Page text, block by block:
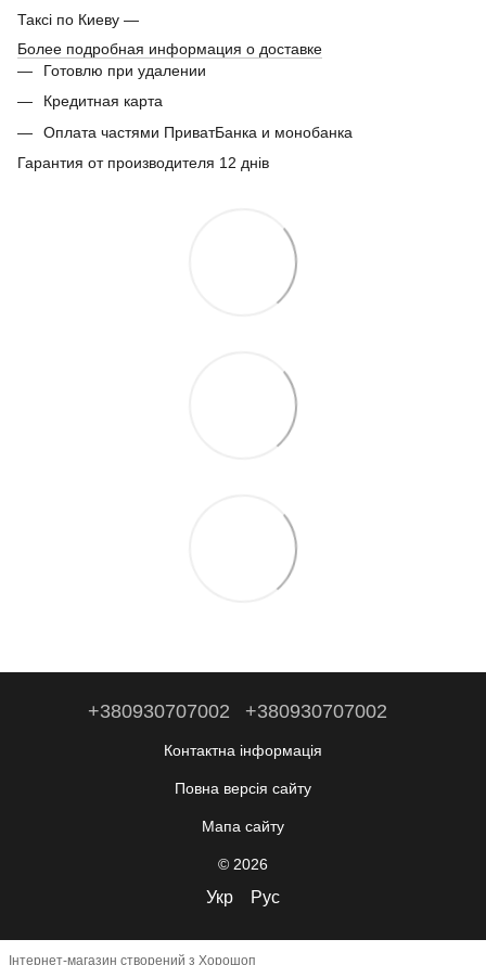
Таксі по Киеву —
Более подробная информация о доставке
Готовлю при удалении
Кредитная карта
Оплата частями ПриватБанка и монобанка
Гарантия от производителя 12 днів
+380930707002 +380930707002
Контактна інформація
Повна версія сайту
Мапа сайту
© 2026
Укр Рус
Інтернет-магазин створений з Хорошоп